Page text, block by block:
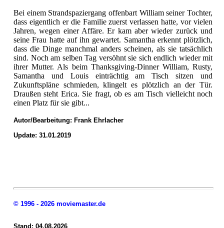
Bei einem Strandspaziergang offenbart William seiner Tochter,
dass eigentlich er die Familie zuerst verlassen hatte, vor vielen
Jahren, wegen einer Affäre. Er kam aber wieder zurück und
seine Frau hatte auf ihn gewartet. Samantha erkennt plötzlich,
dass die Dinge manchmal anders scheinen, als sie tatsächlich
sind. Noch am selben Tag versöhnt sie sich endlich wieder mit
ihrer Mutter. Als beim Thanksgiving-Dinner William, Rusty,
Samantha und Louis einträchtig am Tisch sitzen und
Zukunftspläne schmieden, klingelt es plötzlich an der Tür.
Draußen steht Erica. Sie fragt, ob es am Tisch vielleicht noch
einen Platz für sie gibt...
Autor/Bearbeitung: Frank Ehrlacher
Update: 31.01.2019
© 1996 - 2026 moviemaster.de
Stand: 04.08.2026